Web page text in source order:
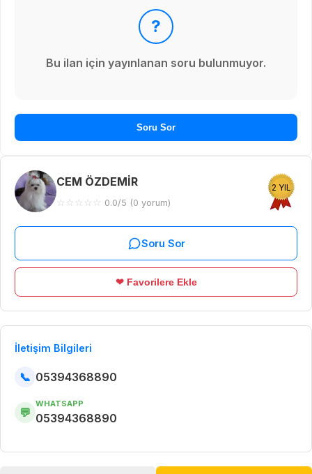
?
Bu ilan için yayınlanan soru bulunmuyor.
Soru Sor
CEM ÖZDEMİR
☆ ☆ ☆ ☆ ☆ 0.0/5 (0 yorum)
2 YIL
Soru Sor
❤ Favorilere Ekle
İletişim Bilgileri
📞 05394368890
💬
WHATSAPP
05394368890